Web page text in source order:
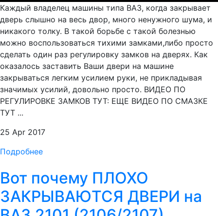
Каждый владелец машины типа ВАЗ, когда закрывает
дверь слышно на весь двор, много ненужного шума, и
никакого толку. В такой борьбе с такой болезнью
можно воспользоваться тихими замками,либо просто
сделать один раз регулировку замков на дверях. Как
оказалось заставить Ваши двери на машине
закрываться легким усилием руки, не прикладывая
значимых усилий, довольно просто. ВИДЕО ПО
РЕГУЛИРОВКЕ ЗАМКОВ ТУТ: ЕЩЕ ВИДЕО ПО СМАЗКЕ
ТУТ ...
25 Apr 2017
Подробнее
Вот почему ПЛОХО
ЗАКРЫВАЮТСЯ ДВЕРИ на